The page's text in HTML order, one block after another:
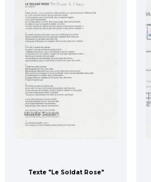
Texte "Le Soldat Rose"